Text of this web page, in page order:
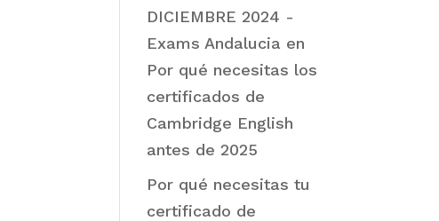
DICIEMBRE 2024 -
Exams Andalucia en
Por qué necesitas los
certificados de
Cambridge English
antes de 2025
Por qué necesitas tu
certificado de